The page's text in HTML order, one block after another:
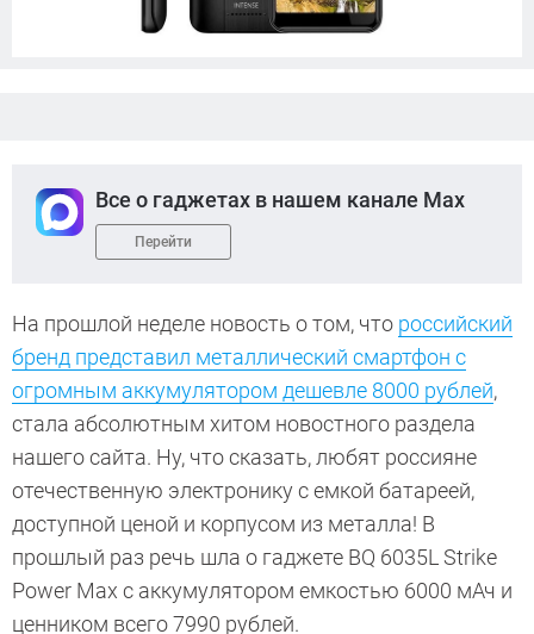
Все о гаджетах в нашем канале Max
Перейти
На прошлой неделе новость о том, что российский
бренд представил металлический смартфон с
огромным аккумулятором дешевле 8000 рублей,
стала абсолютным хитом новостного раздела
нашего сайта. Ну, что сказать, любят россияне
отечественную электронику с емкой батареей,
доступной ценой и корпусом из металла! В
прошлый раз речь шла о гаджете BQ 6035L Strike
Power Max с аккумулятором емкостью 6000 мАч и
ценником всего 7990 рублей.